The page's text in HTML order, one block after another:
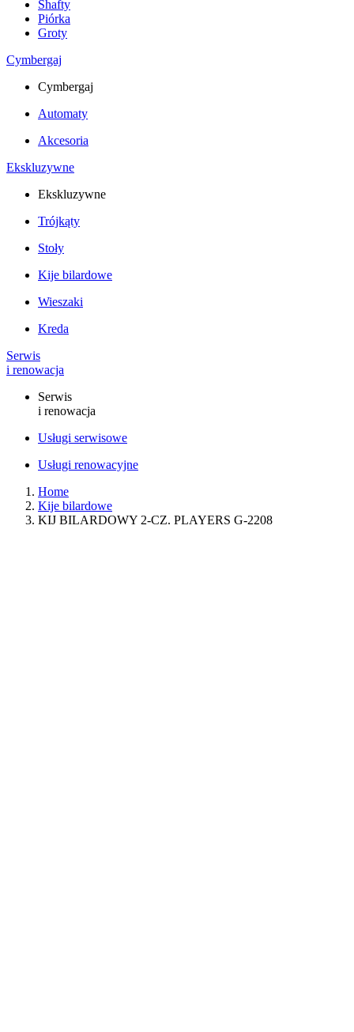
Shafty
Piórka
Groty
Cymbergaj
Cymbergaj
Automaty
Akcesoria
Ekskluzywne
Ekskluzywne
Trójkąty
Stoły
Kije bilardowe
Wieszaki
Kreda
Serwis
i renowacja
Serwis
i renowacja
Usługi serwisowe
Usługi renowacyjne
Home
Kije bilardowe
KIJ BILARDOWY 2-CZ. PLAYERS G-2208